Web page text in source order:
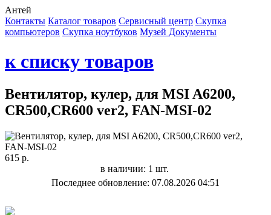
Антей
Контакты Каталог товаров Сервисный центр Cкупка
компьютеров Cкупка ноутбуков Музей Документы
к списку товаров
Вентилятор, кулер, для MSI A6200,
CR500,CR600 ver2, FAN-MSI-02
615 р.
в наличии: 1 шт.
Последнее обновление: 07.08.2026 04:51